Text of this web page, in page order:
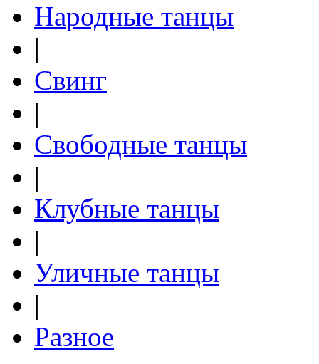
Народные танцы
|
Свинг
|
Свободные танцы
|
Клубные танцы
|
Уличные танцы
|
Разное